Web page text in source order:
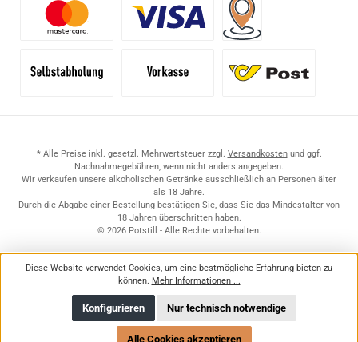
* Alle Preise inkl. gesetzl. Mehrwertsteuer zzgl. Versandkostenund ggf.
Nachnahmegebühren, wenn nicht anders angegeben.
Wir verkaufen unsere alkoholischen Getränke ausschließlich an Personen älter
als 18 Jahre.
Durch die Abgabe einer Bestellung bestätigen Sie, dass Sie das Mindestalter von
18 Jahren überschritten haben.
© 2026 Potstill - Alle Rechte vorbehalten.
Diese Website verwendet Cookies, um eine bestmögliche Erfahrung bieten zu
können. Mehr Informationen ...
Nur technisch notwendige
Konfigurieren
Alle Cookies akzeptieren